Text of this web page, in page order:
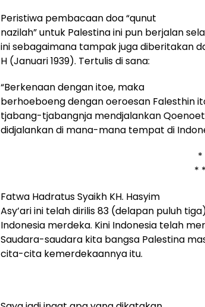
Peristiwa pembacaan doa “qunut
nazilah” untuk Palestina ini pun berjalan
ini sebagaimana tampak juga diberitakan
H (Januari 1939). Tertulis di sana:
“Berkenaan dengan itoe, maka
berhoeboeng dengan oeroesan Falesthin
tjabang-tjabangnja mendjalankan
didjalankan di mana-mana tempat di
*
* *
Fatwa Hadratus Syaikh KH. Hasyim
Asy’ari ini telah dirilis 83 (delapan puluh
Indonesia merdeka. Kini Indonesia telah
Saudara-saudara kita bangsa Palestina
cita-cita kemerdekaannya itu.